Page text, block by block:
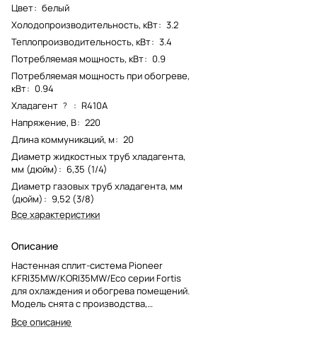
Цвет: белый
Холодопроизводительность, кВт: 3.2
Теплопроизводительность, кВт: 3.4
Потребляемая мощность, кВт: 0.9
Потребляемая мощность при обогреве,
кВт: 0.94
Хладагент ? : R410A
Напряжение, В: 220
Длина коммуникаций, м: 20
Диаметр жидкостных труб хладагента,
мм (дюйм) : 6,35 (1/4)
Диаметр газовых труб хладагента, мм
(дюйм) : 9,52 (3/8)
Все характеристики
Описание
Настенная сплит-система Pioneer
KFRI35MW/KORI35MW/Eco серии Fortis
для охлаждения и обогрева помещений.
Модель снята с производства,
преемник — KFRI35LW/KORI35LW.
Все описание